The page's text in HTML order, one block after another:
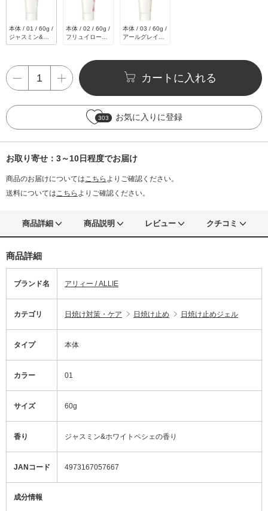
本体 / 01 / 60g /
ジャスミン&ホ
ワイトペシェの
本体 / 02 / 60g /
フリュイローズ
本体 / 03 / 60g /
アールグレイ&
カートに入れる
303 お気に入りに登録
お取り寄せ：3～10日程度でお届け
商品のお届けについてはこちら よりご確認ください。
送料についてはこちら よりご確認ください。
商品詳細 商品説明 レビュー クチコミ
商品詳細
ブランド名 アリィー / ALLIE
カテゴリ 日焼け対策・ケア 日焼け止め 日焼け止めジェル
タイプ 本体
カラー 01
サイズ 60g
香り ジャスミン&ホワイトペシェの香り
JANコード 4973167057667
成分情報